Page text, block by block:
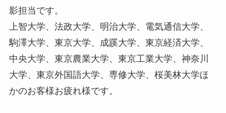
影担当です。
上智大学、法政大学、明治大学、電気通信大学、
駒澤大学、東京大学、成蹊大学、東京経済大学、
中央大学、東京農業大学、東京工業大学、神奈川
大学、東京外国語大学、専修大学、桜美林大学ほ
かのお客様お疲れ様です。